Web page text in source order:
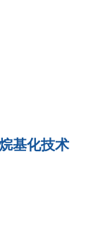
基化技术